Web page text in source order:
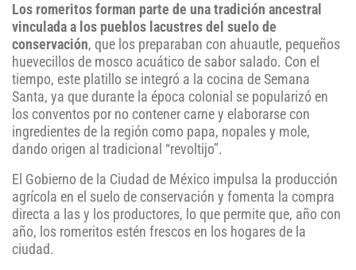
Los romeritos forman parte de una tradición ancestral
vinculada a los pueblos lacustres del suelo de
conservación, que los preparaban con ahuautle, pequeños
huevecillos de mosco acuático de sabor salado. Con el
tiempo, este platillo se integró a la cocina de Semana
Santa, ya que durante la época colonial se popularizó en
los conventos por no contener carne y elaborarse con
ingredientes de la región como papa, nopales y mole,
dando origen al tradicional “revoltijo”.
El Gobierno de la Ciudad de México impulsa la producción
agrícola en el suelo de conservación y fomenta la compra
directa a las y los productores, lo que permite que, año con
año, los romeritos estén frescos en los hogares de la
ciudad.